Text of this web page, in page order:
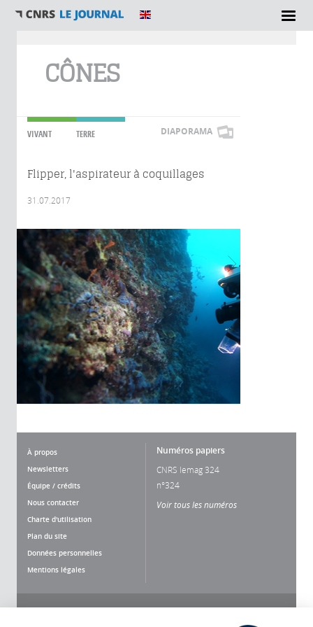
CÔNES
VIVANT TERRE DIAPORAMA
Flipper, l'aspirateur à coquillages
31.07.2017
À propos
Newsletters
Équipe / crédits
Nous contacter
Charte d'utilisation
Plan du site
Données personnelles
Mentions légales
Numéros papiers
CNRS lemag 324
n°324
Voir tous les numéros